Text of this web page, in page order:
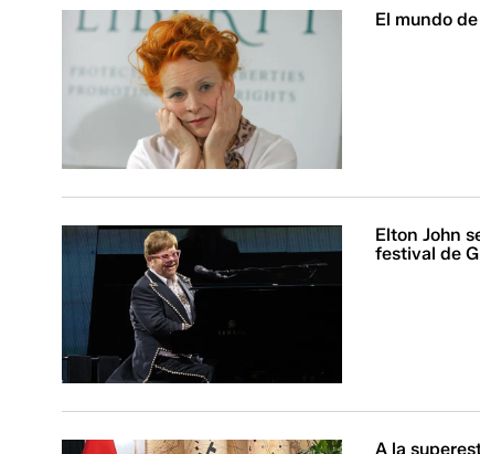
El mundo
Elton John
festival de
A la